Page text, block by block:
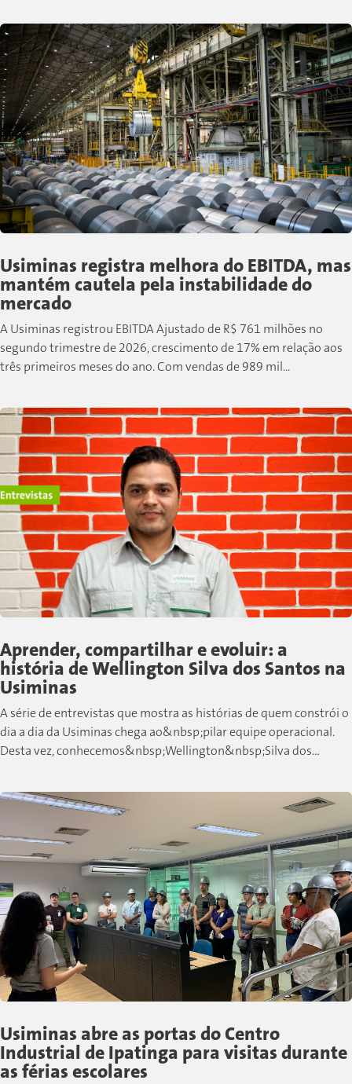
Usiminas registra melhora do EBITDA, mas
mantém cautela pela instabilidade do
mercado
A Usiminas registrou EBITDA Ajustado de R$ 761 milhões no
segundo trimestre de 2026, crescimento de 17% em relação aos
três primeiros meses do ano. Com vendas de 989 mil...
Aprender, compartilhar e evoluir: a
história de Wellington Silva dos Santos na
Usiminas
A série de entrevistas que mostra as histórias de quem constrói o
dia a dia da Usiminas chega ao&nbsp;pilar equipe operacional.
Desta vez, conhecemos&nbsp;Wellington&nbsp;Silva dos
Usiminas abre as portas do Centro
Industrial de Ipatinga para visitas durante
as férias escolares